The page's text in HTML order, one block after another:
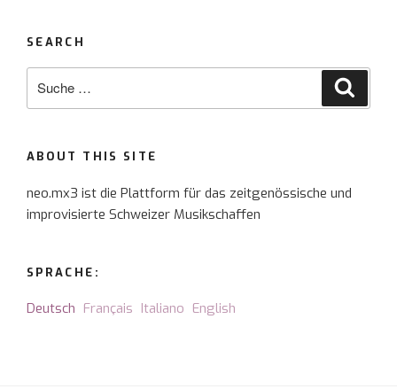
SEARCH
ABOUT THIS SITE
neo.mx3 ist die Plattform für das zeitgenössische und
improvisierte Schweizer Musikschaffen
SPRACHE:
Deutsch Français Italiano English